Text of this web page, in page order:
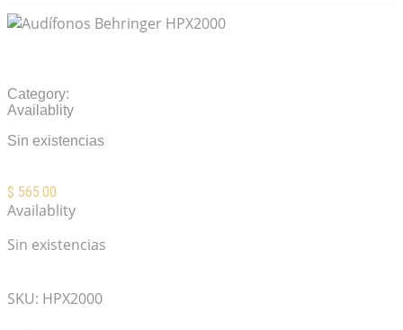
Category:
Availablity
Sin existencias
$ 565.00
Availablity
Sin existencias
SKU: HPX2000